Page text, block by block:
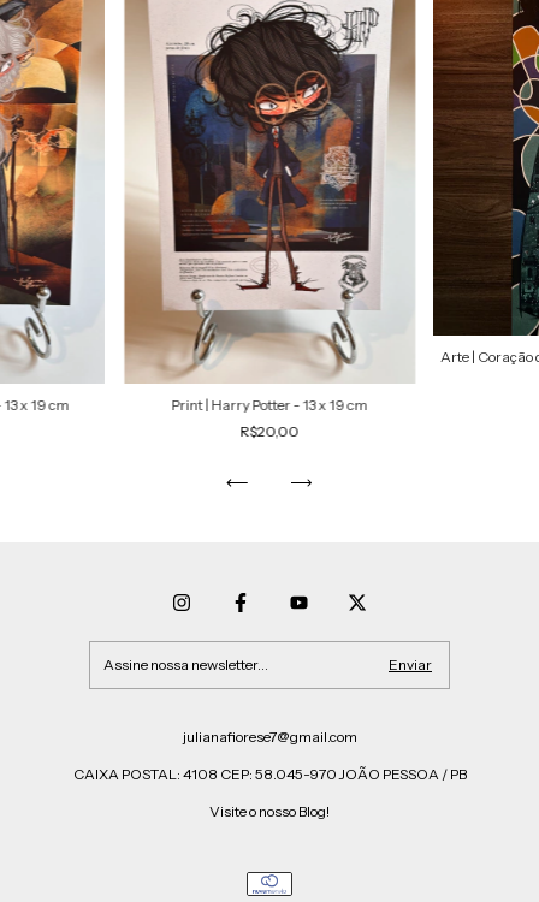
x 19 cm
Print | Harry Potter - 13 x 19 cm
R$20,00
Arte | Coração
julianafiorese7@gmail.com
CAIXA POSTAL: 4108 CEP: 58.045-970 JOÃO PESSOA / PB
Visite o nosso Blog!